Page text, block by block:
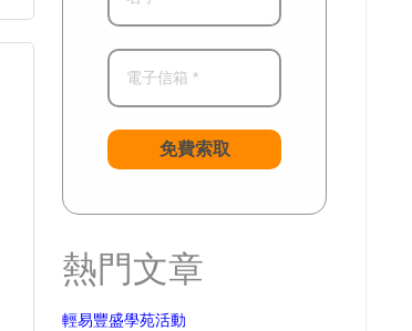
免費索取
熱門文章
輕易豐盛學苑活動